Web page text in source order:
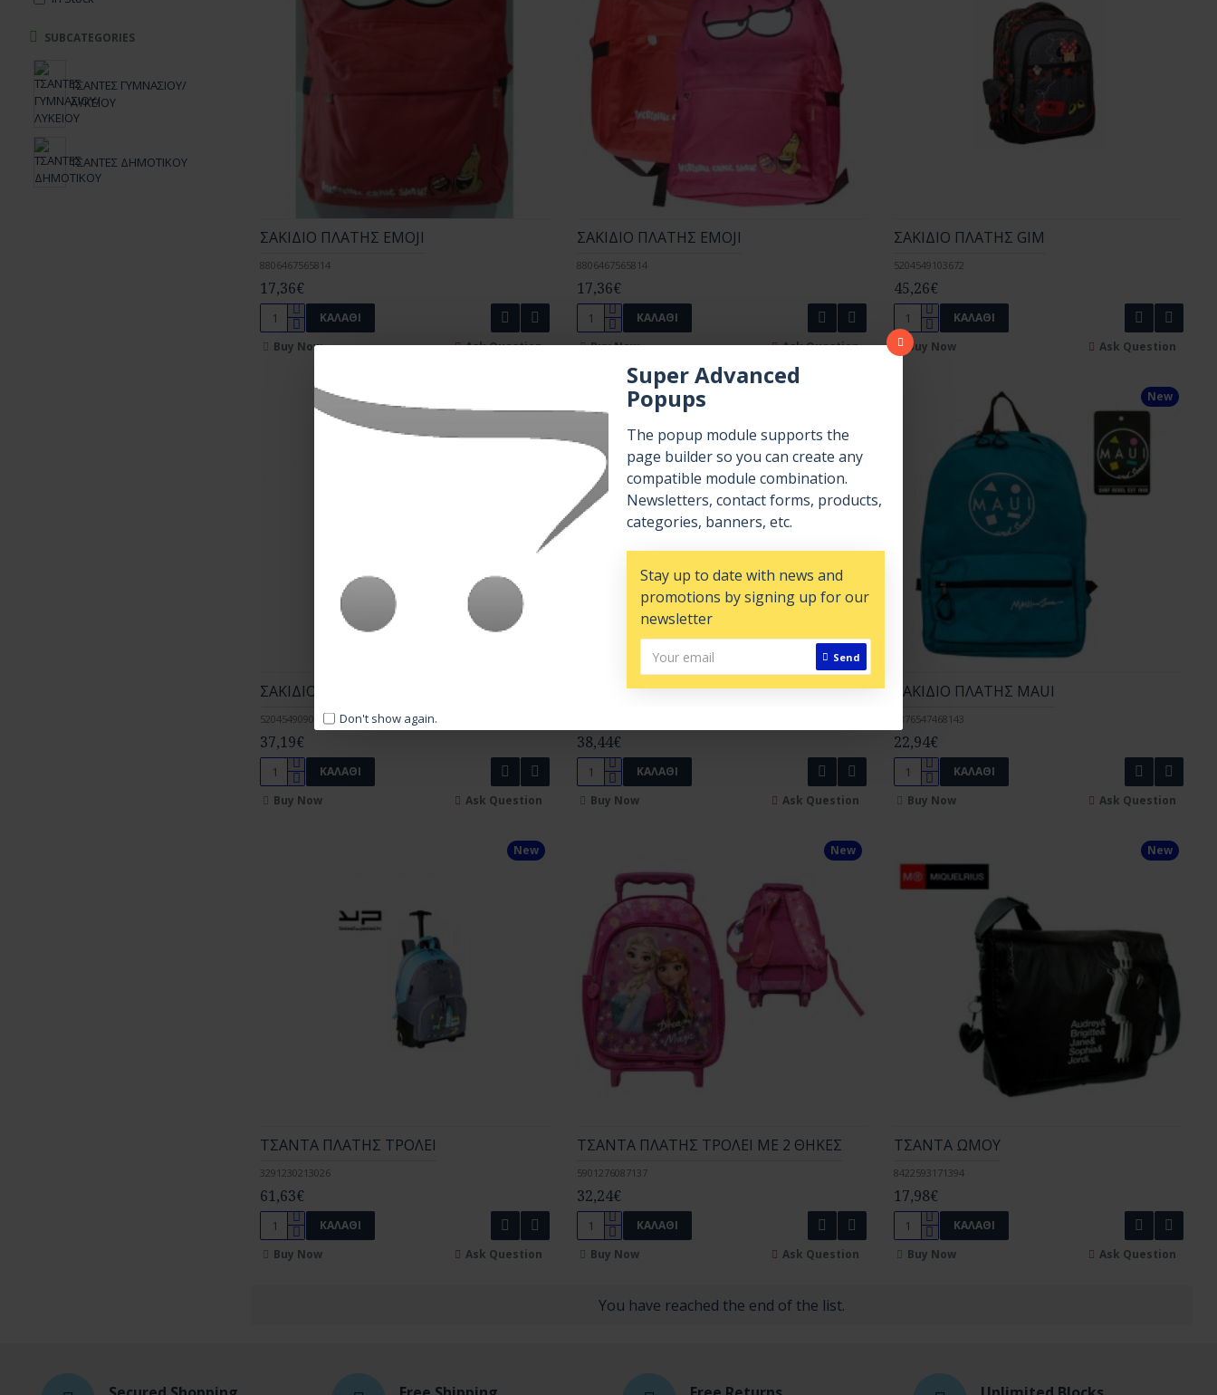
Super Advanced
Popups
The popup module supports the
page builder so you can create any
compatible module combination.
Newsletters, contact forms, products,
categories, banners, etc.
Stay up to date with news and
promotions by signing up for our
newsletter
Send
Don't show again.
SUBCATEGORIES
ΤΣΑΝΤΕΣ ΓΥΜΝΑΣΙΟΥ/
ΛΥΚΕΙΟΥ
ΤΣΑΝΤΕΣ ΔΗΜΟΤΙΚΟΥ
8806467565814
ΣΑΚΙΔΙΟ ΠΛΑΤΗΣ EMOJI
17,36€
ΚΑΛΆΘΙ
Buy Now
Ask Question
8806467565814
ΣΑΚΙΔΙΟ ΠΛΑΤΗΣ EMOJI
17,36€
ΚΑΛΆΘΙ
Buy Now
Ask Question
5204549103672
ΣΑΚΙΔΙΟ ΠΛΑΤΗΣ GIM
45,26€
ΚΑΛΆΘΙ
Buy Now
Ask Question
5204549090057
ΣΑΚΙΔΙΟ ΠΛΑΤΗΣ GIM
37,19€
ΚΑΛΆΘΙ
Buy Now
Ask Question
ΣΑΚΙΔΙΟ ΠΛΑΤΗΣ GIM
38,44€
ΚΑΛΆΘΙ
Buy Now
Ask Question
New
9876547468143
ΣΑΚΙΔΙΟ ΠΛΑΤΗΣ MAUI
22,94€
ΚΑΛΆΘΙ
Buy Now
Ask Question
New
3291230213026
ΤΣΑΝΤΑ ΠΛΑΤΗΣ ΤΡΟΛΕΙ
61,63€
ΚΑΛΆΘΙ
Buy Now
Ask Question
New
5901276087137
ΤΣΑΝΤΑ ΠΛΑΤΗΣ ΤΡΟΛΕΙ ΜΕ 2 ΘΗΚΕΣ
32,24€
ΚΑΛΆΘΙ
Buy Now
Ask Question
New
8422593171394
ΤΣΑΝΤΑ ΩΜΟΥ
17,98€
ΚΑΛΆΘΙ
Buy Now
Ask Question
You have reached the end of the list.